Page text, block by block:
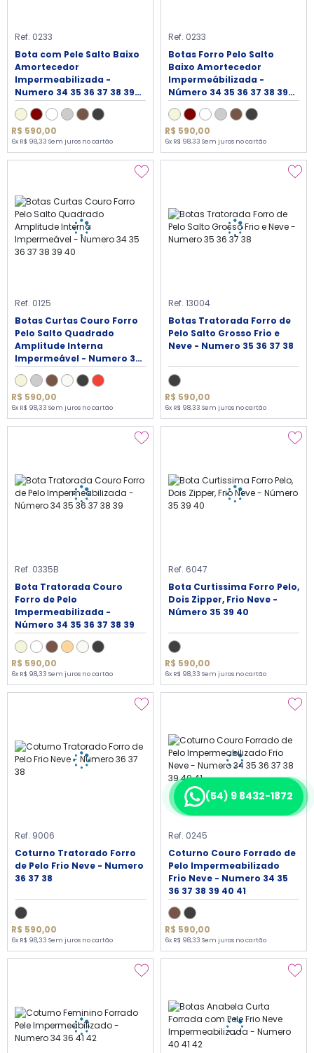
(54) 9 8432-1872
Ref. 0233
Bota com Pele Salto Baixo
Amortecedor
Impermeabilizada -
Numero 34 35 36 37 38 39
40
R$ 590,00
6x R$ 98,33 Sem juros no cartão
Ref. 0233
Botas Forro Pelo Salto
Baixo Amortecedor
Impermeábilizada -
Número 34 35 36 37 38 39
40
R$ 590,00
6x R$ 98,33 Sem juros no cartão
Ref. 0125
Botas Curtas Couro Forro
Pelo Salto Quadrado
Amplitude Interna
Impermeável - Numero 34
35 36 37 38 39 40
R$ 590,00
6x R$ 98,33 Sem juros no cartão
Ref. 13004
Botas Tratorada Forro de
Pelo Salto Grosso Frio e
Neve - Numero 35 36 37 38
R$ 590,00
6x R$ 98,33 Sem juros no cartão
Ref. 0335B
Bota Tratorada Couro
Forro de Pelo
Impermeabilizada -
Número 34 35 36 37 38 39
R$ 590,00
6x R$ 98,33 Sem juros no cartão
Ref. 6047
Bota Curtissima Forro Pelo,
Dois Zipper, Frio Neve -
Número 35 39 40
R$ 590,00
6x R$ 98,33 Sem juros no cartão
Ref. 9006
Coturno Tratorado Forro
de Pelo Frio Neve - Numero
36 37 38
R$ 590,00
6x R$ 98,33 Sem juros no cartão
Ref. 0245
Coturno Couro Forrado de
Pelo Impermeabilizado
Frio Neve - Numero 34 35
36 37 38 39 40 41
R$ 590,00
6x R$ 98,33 Sem juros no cartão